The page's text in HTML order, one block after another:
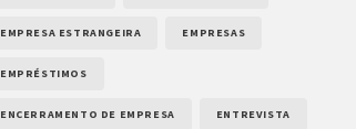
EMPRESA ESTRANGEIRA EMPRESAS
EMPRÉSTIMOS
ENCERRAMENTO DE EMPRESA ENTREVISTA